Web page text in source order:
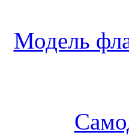
Модель